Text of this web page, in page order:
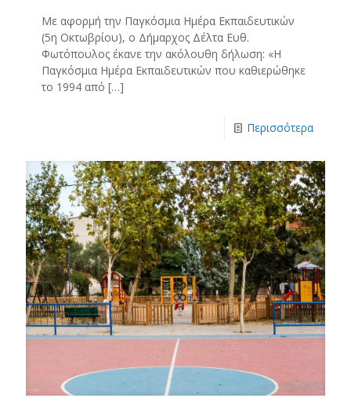
Με αφορμή την Παγκόσμια Ημέρα Εκπαιδευτικών
(5η Οκτωβρίου), ο Δήμαρχος Δέλτα Ευθ.
Φωτόπουλος έκανε την ακόλουθη δήλωση: «Η
Παγκόσμια Ημέρα Εκπαιδευτικών που καθιερώθηκε
το 1994 από […]
Περισσότερα